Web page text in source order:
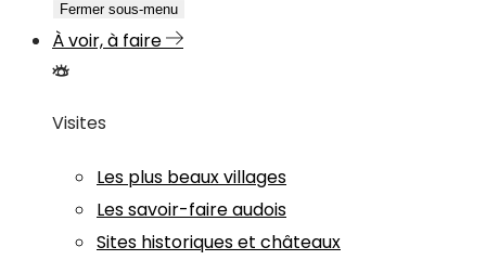
Fermer sous-menu
À voir, à faire
Visites
Les plus beaux villages
Les savoir-faire audois
Sites historiques et châteaux